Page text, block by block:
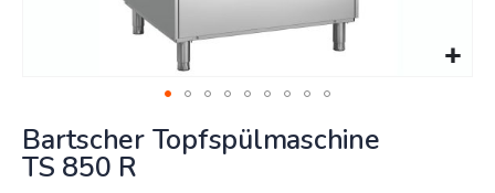
zum
Anfang
der
Bartscher Topfspülmaschine
TS 850 R